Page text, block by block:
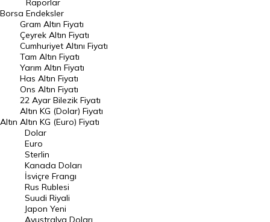
Dünya Borsaları
Raporlar
Endeksler
DÖVİZ
Döviz Kuru
Dolar Kuru
Euro Kuru
Pound Kuru
Frank Kuru
Riyal Kuru
Avustralya Doları
Borsa
Raporlar
Endeksler
Altın
Gram Altın Fiyatı
Çeyrek Altın Fiyatı
Cumhuriyet Altını Fiyatı
Tam Altın Fiyatı
Yarım Altın Fiyatı
Has Altın Fiyatı
Ons Altın Fiyatı
22 Ayar Bilezik Fiyatı
Altın KG (Dolar) Fiyatı
Altın KG (Euro) Fiyatı
Dolar
Euro
Sterlin
Kanada Doları
İsviçre Frangı
Rus Rublesi
Suudi Riyali
Japon Yeni
Avustralya Doları